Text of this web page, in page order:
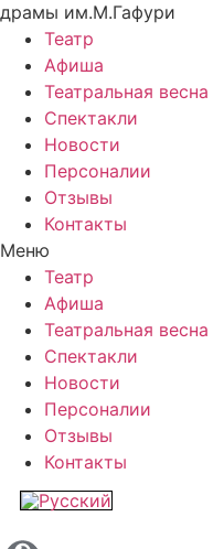
драмы им.М.Гафури
Театр
Афиша
Театральная весна
Спектакли
Новости
Персоналии
Отзывы
Контакты
Меню
Театр
Афиша
Театральная весна
Спектакли
Новости
Персоналии
Отзывы
Контакты